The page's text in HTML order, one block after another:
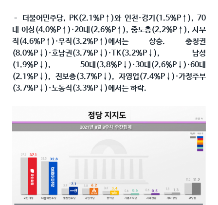
– 더불어민주당, PK(2.1%P↑)와 인천·경기(1.5%P↑), 70
대 이상(4.0%P↑)·20대(2.6%P↑), 중도층(2.2%P↑), 사무
직(4.6%P↑)·무직(3.2%P↑)에서는 상승. 충청권
(8.0%P↓)·호남권(3.7%P↓)·TK(3.2%P↓), 남성
(1.9%P↓), 50대(3.8%P↓)·30대(2.6%P↓)·60대
(2.1%P↓), 진보층(3.7%P↓), 자영업(7.4%P↓)·가정주부
(3.7%P↓)·노동직(3.3%P↓)에서는 하락.